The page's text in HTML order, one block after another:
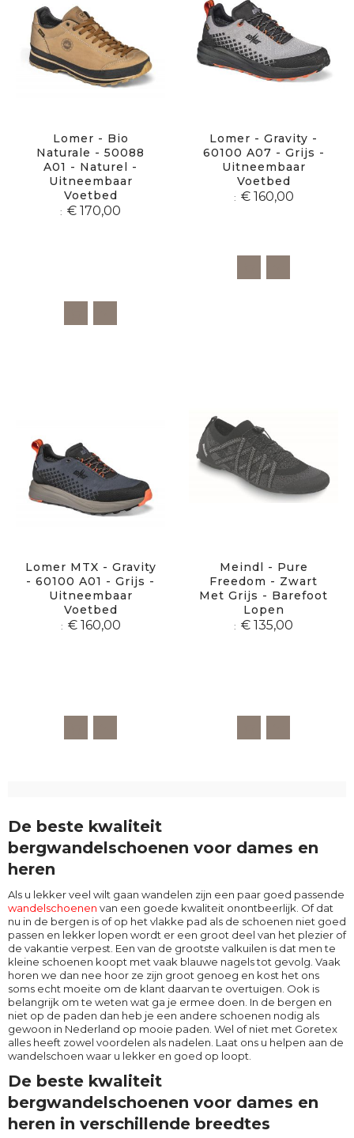
Lomer - Bio
Naturale - 50088
A01 - Naturel -
Uitneembaar
Voetbed
€ 170,00
Lomer - Gravity -
60100 A07 - Grijs -
Uitneembaar
Voetbed
€ 160,00
Lomer MTX - Gravity
- 60100 A01 - Grijs -
Uitneembaar
Voetbed
€ 160,00
Meindl - Pure
Freedom - Zwart
Met Grijs - Barefoot
Lopen
€ 135,00
De beste kwaliteit
bergwandelschoenen voor dames en
heren
Als u lekker veel wilt gaan wandelen zijn een paar goed passende
wandelschoenen van een goede kwaliteit onontbeerlijk. Of dat
nu in de bergen is of op het vlakke pad als de schoenen niet goed
passen en lekker lopen wordt er een groot deel van het plezier of
de vakantie verpest. Een van de grootste valkuilen is dat men te
kleine schoenen koopt met vaak blauwe nagels tot gevolg. Vaak
horen we dan nee hoor ze zijn groot genoeg en kost het ons
soms echt moeite om de klant daarvan te overtuigen. Ook is
belangrijk om te weten wat ga je ermee doen. In de bergen en
niet op de paden dan heb je een andere schoenen nodig als
gewoon in Nederland op mooie paden. Wel of niet met Goretex
alles heeft zowel voordelen als nadelen. Laat ons u helpen aan de
wandelschoen waar u lekker en goed op loopt.
De beste kwaliteit
bergwandelschoenen voor dames en
heren in verschillende breedtes